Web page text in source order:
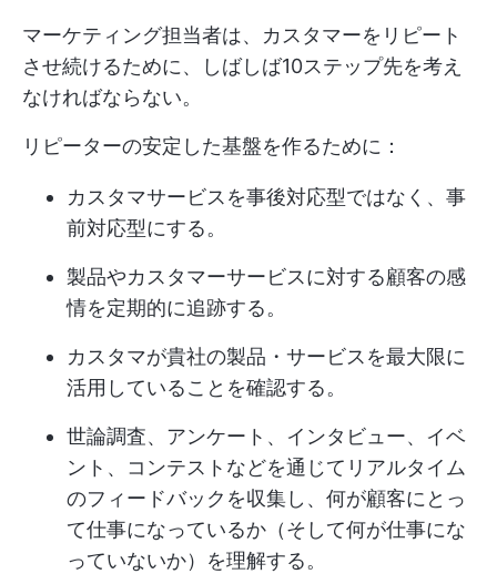
マーケティング担当者は、カスタマーをリピート
させ続けるために、しばしば10ステップ先を考え
なければならない。
リピーターの安定した基盤を作るために：
カスタマサービスを事後対応型ではなく、事
前対応型にする。
製品やカスタマーサービスに対する顧客の感
情を定期的に追跡する。
カスタマが貴社の製品・サービスを最大限に
活用していることを確認する。
世論調査、アンケート、インタビュー、イベ
ント、コンテストなどを通じてリアルタイム
のフィードバックを収集し、何が顧客にとっ
て仕事になっているか（そして何が仕事にな
っていないか）を理解する。